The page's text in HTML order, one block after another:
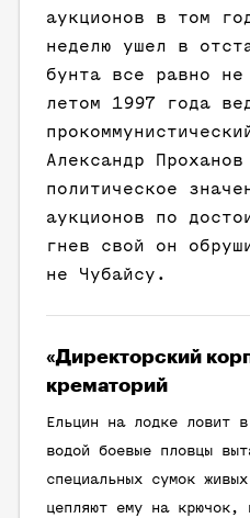
аукционов в том
неделю ушел в
бунта все равно
летом 1997 года
Александр Проханов
политическое
аукционов по
гнев свой он
не Чубайсу.
«Директорский
крематорий
Ельцин на лодке ловит
водой боевые пловцы
специальных сумок
цепляют ему на крючок,